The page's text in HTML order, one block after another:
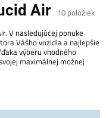
Air 10 položiek
V nasledujúcej ponuke
Vášho vozidla a najlepšie
výberu vhodného
maximálnej možnej